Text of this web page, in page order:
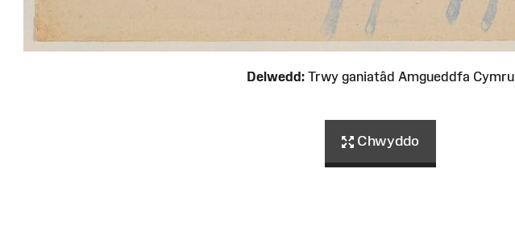
Delwedd: Trwy ganiatâd Amgueddfa Cymru
Chwyddo